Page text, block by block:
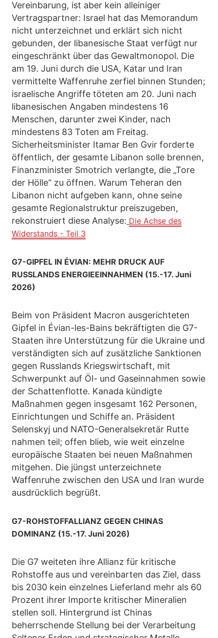
Vereinbarung, ist aber kein alleiniger
Vertragspartner: Israel hat das Memorandum
nicht unterzeichnet und erklärt sich nicht
gebunden, der libanesische Staat verfügt nur
eingeschränkt über das Gewaltmonopol. Die
am 19. Juni durch die USA, Katar und Iran
vermittelte Waffenruhe zerfiel binnen Stunden;
israelische Angriffe töteten am 20. Juni nach
libanesischen Angaben mindestens 16
Menschen, darunter zwei Kinder, nach
mindestens 83 Toten am Freitag.
Sicherheitsminister Itamar Ben Gvir forderte
öffentlich, der gesamte Libanon solle brennen,
Finanzminister Smotrich verlangte, die „Tore
der Hölle“ zu öffnen. Warum Teheran den
Libanon nicht aufgeben kann, ohne seine
gesamte Regionalstruktur preiszugeben,
rekonstruiert diese Analyse: Die Achse des
Widerstands - Teil 3
G7-GIPFEL IN ÉVIAN: MEHR DRUCK AUF
RUSSLANDS ENERGIEEINNAHMEN (15.-17. Juni
2026)
Beim von Präsident Macron ausgerichteten
Gipfel in Évian-les-Bains bekräftigten die G7-
Staaten ihre Unterstützung für die Ukraine und
verständigten sich auf zusätzliche Sanktionen
gegen Russlands Kriegswirtschaft, mit
Schwerpunkt auf Öl- und Gaseinnahmen sowie
der Schattenflotte. Kanada kündigte
Maßnahmen gegen insgesamt 162 Personen,
Einrichtungen und Schiffe an. Präsident
Selenskyj und NATO-Generalsekretär Rutte
nahmen teil; offen blieb, wie weit einzelne
europäische Staaten bei neuen Maßnahmen
mitgehen. Die jüngst unterzeichnete
Waffenruhe zwischen den USA und Iran wurde
ausdrücklich begrüßt.
G7-ROHSTOFFALLIANZ GEGEN CHINAS
DOMINANZ (15.-17. Juni 2026)
Die G7 weiteten ihre Allianz für kritische
Rohstoffe aus und vereinbarten das Ziel, dass
bis 2030 kein einzelnes Lieferland mehr als 60
Prozent ihrer Importe kritischer Mineralien
stellen soll. Hintergrund ist Chinas
beherrschende Stellung bei der Verarbeitung